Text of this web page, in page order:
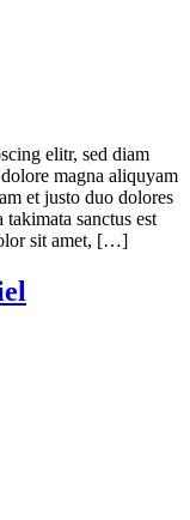
elitr, sed diam
magna aliquyam
et justo duo dolores
sanctus est
sit amet, […]